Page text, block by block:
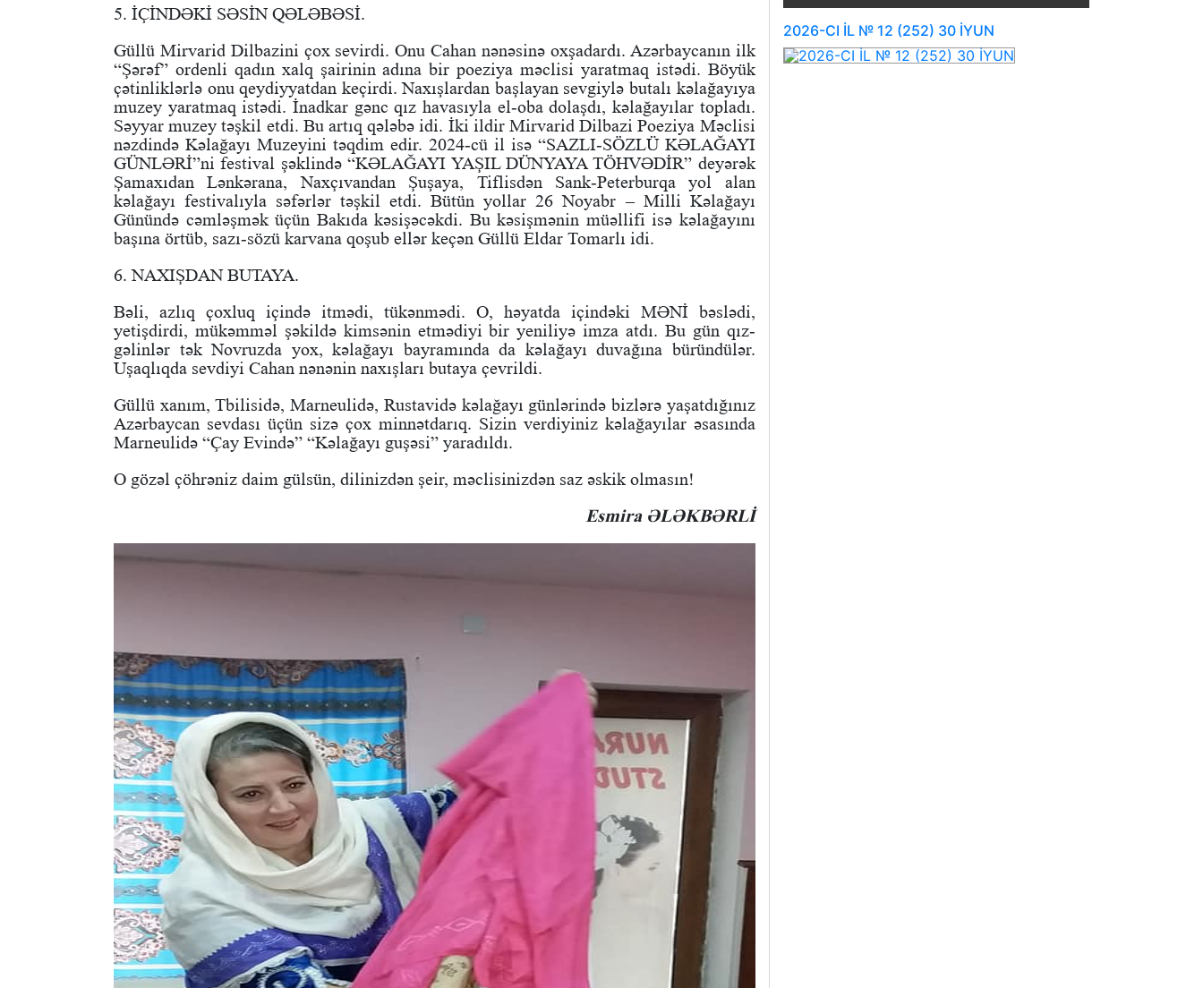
5. İÇİNDƏKİ SƏSİN QƏLƏBƏSİ.
Güllü Mirvarid Dilbazini çox sevirdi. Onu Cahan nənəsinə oxşadardı. Azərbaycanın ilk
“Şərəf” ordenli qadın xalq şairinin adına bir poeziya məclisi yaratmaq istədi. Böyük
çətinliklərlə onu qeydiyyatdan keçirdi. Naxışlardan başlayan sevgiylə butalı kəlağayıya
muzey yaratmaq istədi. İnadkar gənc qız havasıyla el-oba dolaşdı, kəlağayılar topladı.
Səyyar muzey təşkil etdi. Bu artıq qələbə idi. İki ildir Mirvarid Dilbazi Poeziya Məclisi
nəzdində Kəlağayı Muzeyini təqdim edir. 2024-cü il isə “SAZLI-SÖZLÜ KƏLAĞAYI
GÜNLƏRİ”ni festival şəklində “KƏLAĞAYI YAŞIL DÜNYAYA TÖHVƏDİR” deyərək
Şamaxıdan Lənkərana, Naxçıvandan Şuşaya, Tiflisdən Sank-Peterburqa yol alan
kəlağayı festivalıyla səfərlər təşkil etdi. Bütün yollar 26 Noyabr – Milli Kəlağayı
Günündə cəmləşmək üçün Bakıda kəsişəcəkdi. Bu kəsişmənin müəllifi isə kəlağayını
başına örtüb, sazı-sözü karvana qoşub ellər keçən Güllü Eldar Tomarlı idi.
6. NAXIŞDAN BUTAYA.
Bəli, azlıq çoxluq içində itmədi, tükənmədi. O, həyatda içindəki MƏNİ bəslədi,
yetişdirdi, mükəmməl şəkildə kimsənin etmədiyi bir yeniliyə imza atdı. Bu gün qız-
gəlinlər tək Novruzda yox, kəlağayı bayramında da kəlağayı duvağına büründülər.
Uşaqlıqda sevdiyi Cahan nənənin naxışları butaya çevrildi.
Güllü xanım, Tbilisidə, Marneulidə, Rustavidə kəlağayı günlərində bizlərə yaşatdığınız
Azərbaycan sevdası üçün sizə çox minnətdarıq. Sizin verdiyiniz kəlağayılar əsasında
Marneulidə “Çay Evində” “Kəlağayı guşəsi” yaradıldı.
O gözəl çöhrəniz daim gülsün, dilinizdən şeir, məclisinizdən saz əskik olmasın!
Esmira ƏLƏKBƏRLİ
2026-CI İL № 12 (252) 30 İYUN